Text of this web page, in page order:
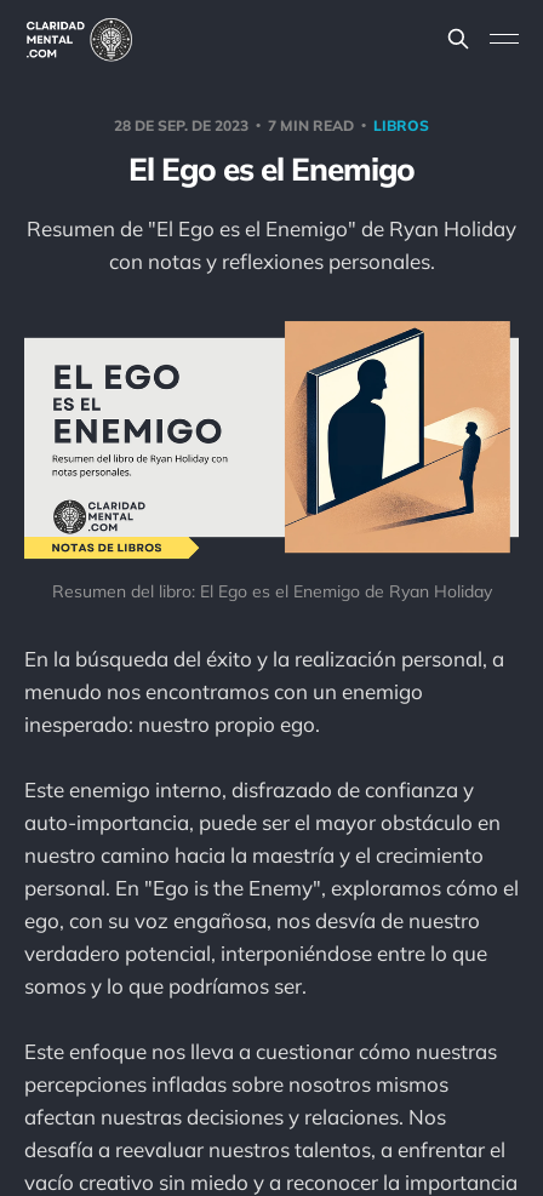
28 DE SEP. DE 2023 7 MIN READ LIBROS
El Ego es el Enemigo
Resumen de "El Ego es el Enemigo" de Ryan Holiday
con notas y reflexiones personales.
Resumen del libro: El Ego es el Enemigo de Ryan Holiday
En la búsqueda del éxito y la realización personal, a
menudo nos encontramos con un enemigo
inesperado: nuestro propio ego.
Este enemigo interno, disfrazado de confianza y
auto-importancia, puede ser el mayor obstáculo en
nuestro camino hacia la maestría y el crecimiento
personal. En "Ego is the Enemy", exploramos cómo el
ego, con su voz engañosa, nos desvía de nuestro
verdadero potencial, interponiéndose entre lo que
somos y lo que podríamos ser.
Este enfoque nos lleva a cuestionar cómo nuestras
percepciones infladas sobre nosotros mismos
afectan nuestras decisiones y relaciones. Nos
desafía a reevaluar nuestros talentos, a enfrentar el
vacío creativo sin miedo y a reconocer la importancia